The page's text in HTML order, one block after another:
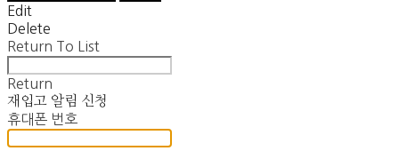
Edit
Delete
Return To List
Return
재입고 알림 신청
휴대폰 번호